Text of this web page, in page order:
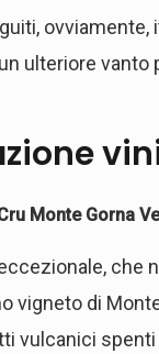
ovviamente,
ulteriore vanto
Monte Gorna
che
vigneto di
vulcanici